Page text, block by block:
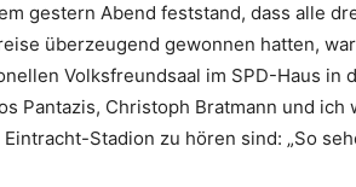
gestern Abend feststand, dass alle
überzeugend gewonnen hatten,
Volksfreundsaal im SPD-Haus in
Pantazis, Christoph Bratmann und ich
Eintracht-Stadion zu hören sind: „So